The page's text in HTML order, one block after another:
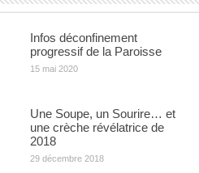
Infos déconfinement
progressif de la Paroisse
15 mai 2020
Une Soupe, un Sourire… et
une crèche révélatrice de
2018
29 décembre 2018